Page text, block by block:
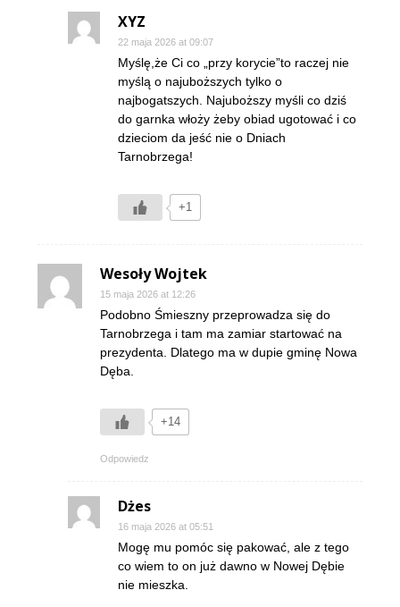
XYZ
22 maja 2026 at 09:07
Myślę,że Ci co „przy korycie”to raczej nie
myślą o najuboższych tylko o
najbogatszych. Najuboższy myśli co dziś
do garnka włoży żeby obiad ugotować i co
dzieciom da jeść nie o Dniach
Tarnobrzega!
+1
Wesoły Wojtek
15 maja 2026 at 12:26
Podobno Śmieszny przeprowadza się do
Tarnobrzega i tam ma zamiar startować na
prezydenta. Dlatego ma w dupie gminę Nowa
Dęba.
+14
Odpowiedz
Dżes
16 maja 2026 at 05:51
Mogę mu pomóc się pakować, ale z tego
co wiem to on już dawno w Nowej Dębie
nie mieszka.